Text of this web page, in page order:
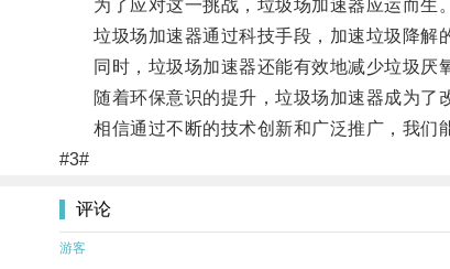
为了应对这一挑战，垃圾场加速器应运而生。
垃圾场加速器通过科技手段，加速垃圾降解
同时，垃圾场加速器还能有效地减少垃圾厌
随着环保意识的提升，垃圾场加速器成为了改
相信通过不断的技术创新和广泛推广，我们
#3#
评论
游客